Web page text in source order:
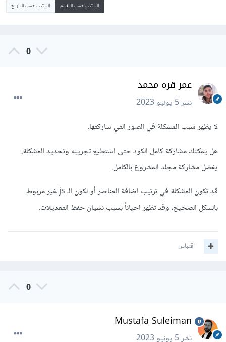
الترتيب حسب التقييم الترتيب حسب التاريخ
0
عمر قره محمد
نشر5 يونيو 2023
لا يظهر سبب المشكلة في الصور التي شاركتها.
هل يمكنك مشاركة كامل الكود حتى استطيع تجريبه وتحديد المشكلة،
يفضل مشاركة مجلد المشروع بالكامل.
قد تكون المشكلة في ترتيب اضافة العناصر أو لكون الـ js غير مربوط
بالشكل الصحيح، وقد تظهر احياناً بسبب نسيان حفظ التعديلات.
اقتباس
0
Mustafa Suleiman
نشر5 يونيو 2023